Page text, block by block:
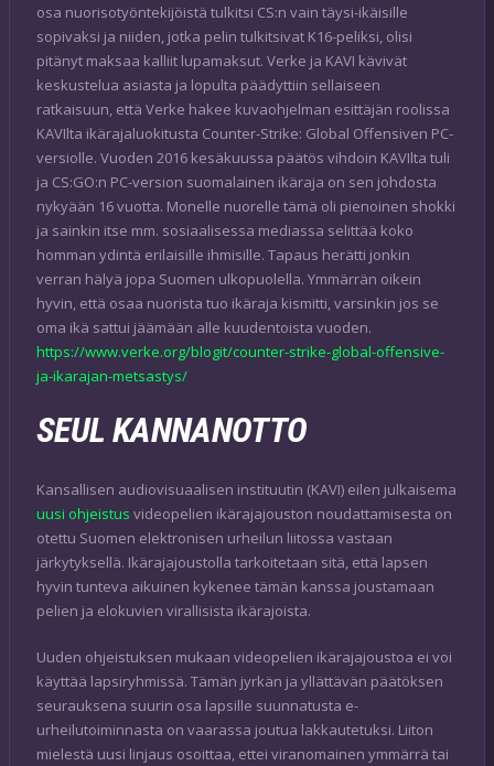
osa nuorisotyöntekijöistä tulkitsi CS:n vain täysi-ikäisille
sopivaksi ja niiden, jotka pelin tulkitsivat K16-peliksi, olisi
pitänyt maksaa kalliit lupamaksut. Verke ja KAVI kävivät
keskustelua asiasta ja lopulta päädyttiin sellaiseen
ratkaisuun, että Verke hakee kuvaohjelman esittäjän roolissa
KAVIlta ikärajaluokitusta Counter-Strike: Global Offensiven PC-
versiolle. Vuoden 2016 kesäkuussa päätös vihdoin KAVIlta tuli
ja CS:GO:n PC-version suomalainen ikäraja on sen johdosta
nykyään 16 vuotta. Monelle nuorelle tämä oli pienoinen shokki
ja sainkin itse mm. sosiaalisessa mediassa selittää koko
homman ydintä erilaisille ihmisille. Tapaus herätti jonkin
verran hälyä jopa Suomen ulkopuolella. Ymmärrän oikein
hyvin, että osaa nuorista tuo ikäraja kismitti, varsinkin jos se
oma ikä sattui jäämään alle kuudentoista vuoden.
https://www.verke.org/blogit/counter-strike-global-offensive-
ja-ikarajan-metsastys/
SEUL KANNANOTTO
Kansallisen audiovisuaalisen instituutin (KAVI) eilen julkaisema
uusi ohjeistus videopelien ikärajajouston noudattamisesta on
otettu Suomen elektronisen urheilun liitossa vastaan
järkytyksellä. Ikärajajoustolla tarkoitetaan sitä, että lapsen
hyvin tunteva aikuinen kykenee tämän kanssa joustamaan
pelien ja elokuvien virallisista ikärajoista.
Uuden ohjeistuksen mukaan videopelien ikärajajoustoa ei voi
käyttää lapsiryhmissä. Tämän jyrkän ja yllättävän päätöksen
seurauksena suurin osa lapsille suunnatusta e-
urheilutoiminnasta on vaarassa joutua lakkautetuksi. Liiton
mielestä uusi linjaus osoittaa, ettei viranomainen ymmärrä tai